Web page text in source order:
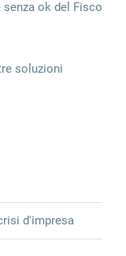
ok del Fisco
soluzioni
d'impresa